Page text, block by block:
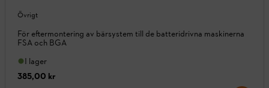
Övrigt
För eftermontering av bärsystem till de batteridrivna maskinerna
FSA och BGA
I lager
385,00 kr